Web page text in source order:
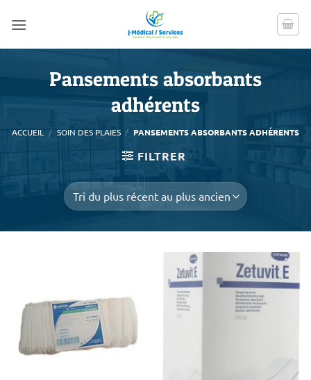
Pansements absorbants
adhérents
ACCUEIL / SOIN DES PLAIES / PANSEMENTS ABSORBANTS ADHÉRENTS
FILTRER